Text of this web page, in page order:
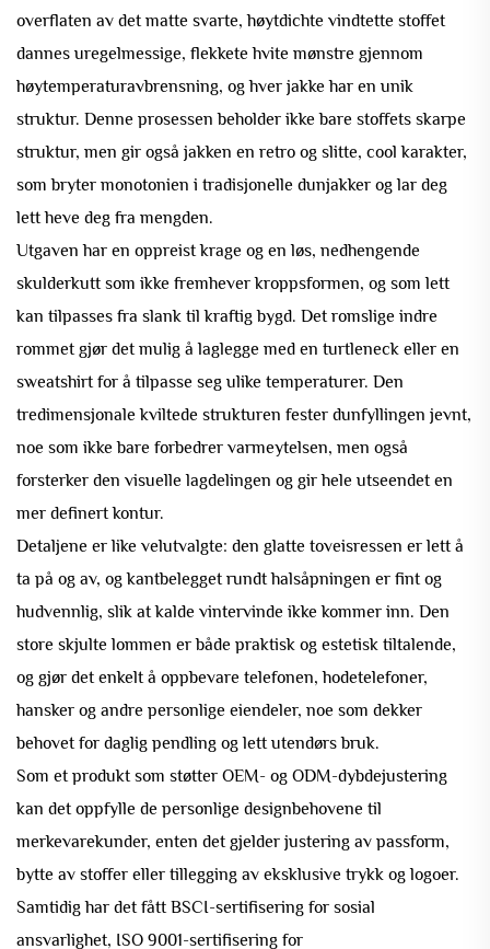
overflaten av det matte svarte, høytdichte vindtette stoffet
dannes uregelmessige, flekkete hvite mønstre gjennom
høytemperaturavbrensning, og hver jakke har en unik
struktur. Denne prosessen beholder ikke bare stoffets skarpe
struktur, men gir også jakken en retro og slitte, cool karakter,
som bryter monotonien i tradisjonelle dunjakker og lar deg
lett heve deg fra mengden.
Utgaven har en oppreist krage og en løs, nedhengende
skulderkutt som ikke fremhever kroppsformen, og som lett
kan tilpasses fra slank til kraftig bygd. Det romslige indre
rommet gjør det mulig å laglegge med en turtleneck eller en
sweatshirt for å tilpasse seg ulike temperaturer. Den
tredimensjonale kviltede strukturen fester dunfyllingen jevnt,
noe som ikke bare forbedrer varmeytelsen, men også
forsterker den visuelle lagdelingen og gir hele utseendet en
mer definert kontur.
Detaljene er like velutvalgte: den glatte toveisressen er lett å
ta på og av, og kantbelegget rundt halsåpningen er fint og
hudvennlig, slik at kalde vintervinde ikke kommer inn. Den
store skjulte lommen er både praktisk og estetisk tiltalende,
og gjør det enkelt å oppbevare telefonen, hodetelefoner,
hansker og andre personlige eiendeler, noe som dekker
behovet for daglig pendling og lett utendørs bruk.
Som et produkt som støtter OEM- og ODM-dybdejustering
kan det oppfylle de personlige designbehovene til
merkevarekunder, enten det gjelder justering av passform,
bytte av stoffer eller tillegging av eksklusive trykk og logoer.
Samtidig har det fått BSCI-sertifisering for sosial
ansvarlighet, ISO 9001-sertifisering for